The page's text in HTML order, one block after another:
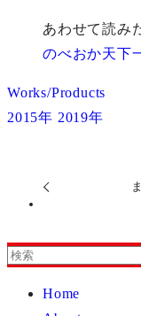
あわせて読み
のべおか天下
Works/Products
2015年 2019年
Home